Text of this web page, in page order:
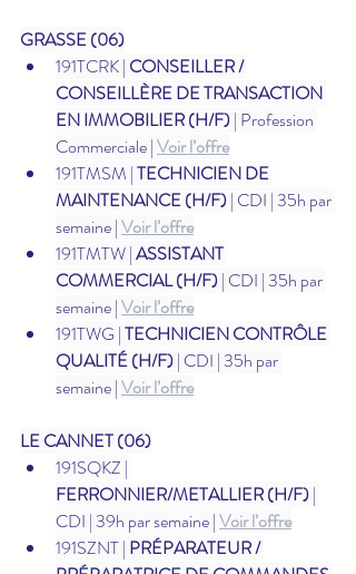
GRASSE (06)
191TCRK | CONSEILLER /
CONSEILLÈRE DE TRANSACTION
EN IMMOBILIER (H/F) | Profession
Commerciale | Voir l’offre
191TMSM | TECHNICIEN DE
MAINTENANCE (H/F) | CDI | 35h par
semaine | Voir l’offre
191TMTW | ASSISTANT
COMMERCIAL (H/F) | CDI | 35h par
semaine | Voir l’offre
191TWG | TECHNICIEN CONTRÔLE
QUALITÉ (H/F) | CDI | 35h par
semaine | Voir l’offre
LE CANNET (06)
191SQKZ |
FERRONNIER/METALLIER (H/F) |
CDI | 39h par semaine | Voir l’offre
191SZNT | PRÉPARATEUR /